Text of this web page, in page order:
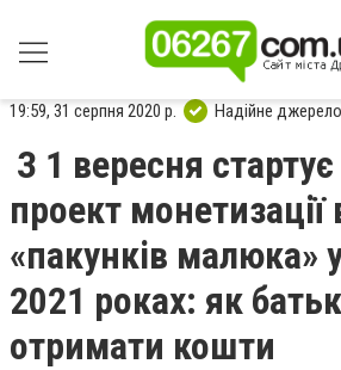
19:59, 31 серпня 2020 р. Надійне джерело
З 1 вересня
проект монетизації
«пакунків малюка»
2021 роках: як
отримати кошти